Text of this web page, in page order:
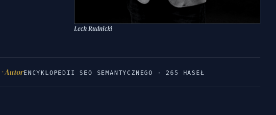
Lech Rudnicki
·AutorENCYKLOPEDII SEO SEMANTYCZNEGO · 265 HASEŁ